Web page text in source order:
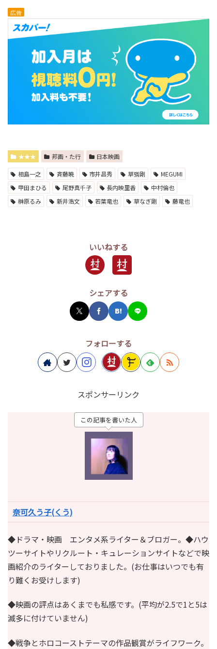
広告
★★★ 邦画・た行 日本映画
相島一之 斉藤暁 市井昌秀 草彅剛
MEGUMI
甲田まひる
尾野真千子 長内映里香
中村倫也
榊原るみ
新井浩文 若葉竜也 草なぎ剛 藤竜也
いいねする
シェアする
フォローする
スポンサーリンク
この記事を書いた人
奈可久う子(くう)
◆ドラマ・映画 エンタメ系ライター＆ブロガー。◆ハウ
ツーサイトやリクルート・キュレーションサイトなどで映
画紹介のライターしておりました。(お仕事はいつでも有
り難くお受けします)
◆映画の評点はあくまでも私感です。(平均が2.5で1と5は
滅多に付けていません)
◆戦争とホロコーストテーマの作品観賞がライフワーク。